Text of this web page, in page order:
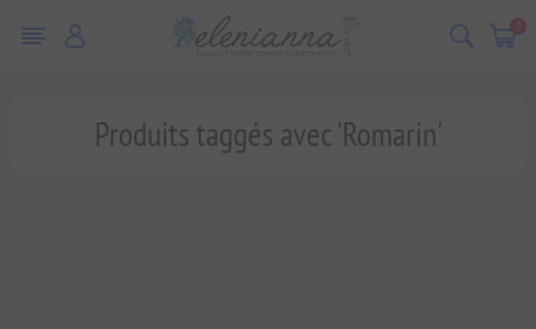
0
Produits taggés avec 'Romarin'